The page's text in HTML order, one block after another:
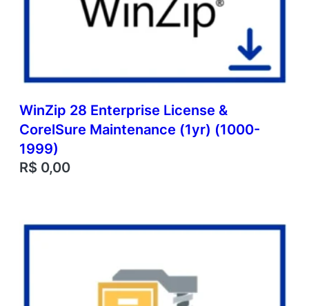
WinZip 28 Enterprise License &
CorelSure Maintenance (1yr) (1000-
1999)
R$ 0,00